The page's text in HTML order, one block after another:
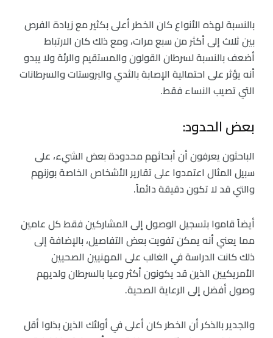
بالنسبة لهذه الأنواع كان الخطر أعلى بكثير مع زيادة الفرص
بين ثلاث إلى أكثر من سبع مرات، ومع ذلك كان الارتباط
أضعف بالنسبة لسرطان القولون والمستقيم والرئة ولا يبدو
أنه يؤثر على احتمالية الإصابة بالثدي والبروستات والسرطانات
التي تصيب النساء فقط.
بعض الحدود:
الباحثون يعرفون أن أبحاثهم محدودة بعض الشيء، على
سبيل المثال اعتمدوا على تقارير الأشخاص الخاصة بوزنهم
والتي قد لا تكون دقيقة دائماً.
أيضاً قاموا بتسجيل الوصول إلى المشاركين فقط كل عامين
مما يعني أنه يمكن تفويت بعض التفاصيل، بالإضافة إلى
ذلك كانت الدراسة في الغالب على المهنيين الصحيين
الأمريكيين الذين قد يكونون أكثر وعيا بالسرطان ولديهم
وصول أفضل إلى الرعاية الصحية.
والجدير بالذكر أن الخطر كان أعلى في أولئك الذين بذلوا أقل